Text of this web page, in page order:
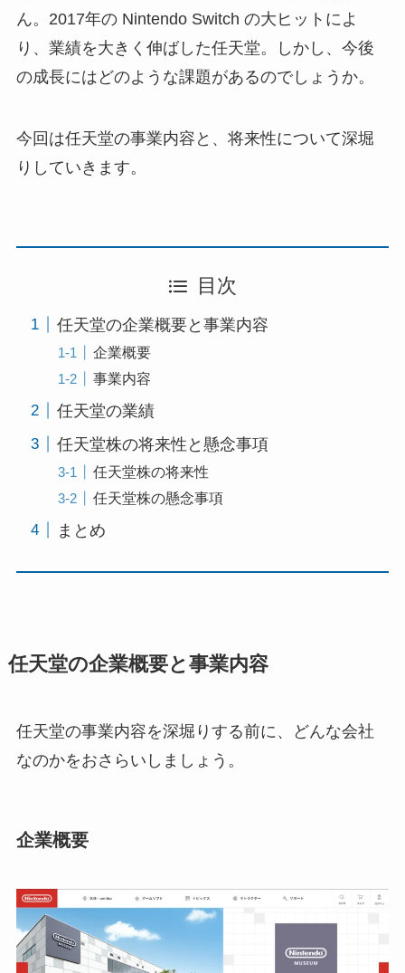
ん。2017年の Nintendo Switch の大ヒットによ
り、業績を大きく伸ばした任天堂。しかし、今後
の成長にはどのような課題があるのでしょうか。
今回は任天堂の事業内容と、将来性について深堀
りしていきます。
目次
任天堂の企業概要と事業内容
企業概要
事業内容
任天堂の業績
任天堂株の将来性と懸念事項
任天堂株の将来性
任天堂株の懸念事項
まとめ
任天堂の企業概要と事業内容
任天堂の事業内容を深堀りする前に、どんな会社
なのかをおさらいしましょう。
企業概要